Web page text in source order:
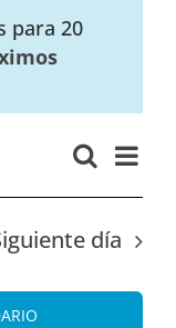
para 20
de
y
Buscar
de
Día
día